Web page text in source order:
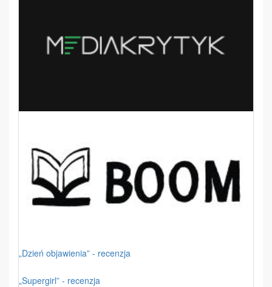
„Dzień objawienia” - recenzja
„Supergirl” - recenzja